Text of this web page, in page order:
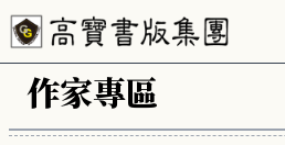
作家專區